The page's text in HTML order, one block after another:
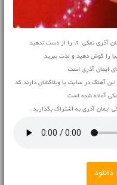
آذری نمکی ♬ را از دست ندهید
را گوش دهید و لذت ببرید
ایمان آذری است
آهنگ در سایت یا وبلاگشان دارند کد
آماده شده است
ایمان آذری به اشتراک بگذارید.